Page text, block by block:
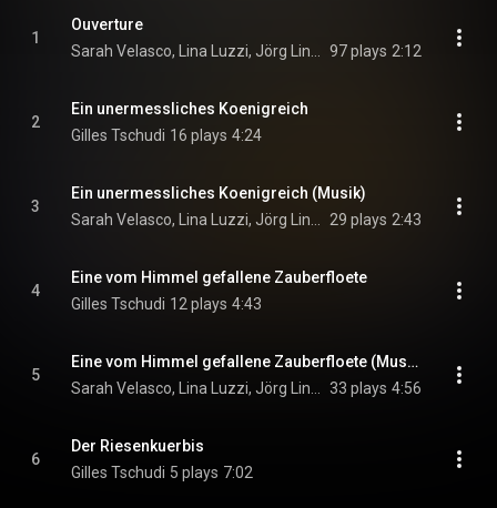
1
Ouverture
97 plays 2:12
2
Ein unermessliches Koenigreich
Gilles Tschudi 16 plays 4:24
3
Ein unermessliches Koenigreich (Musik)
29 plays 2:43
4
Eine vom Himmel gefallene Zauberfloete
Gilles Tschudi 12 plays 4:43
5
Eine vom Himmel gefallene Zauberfloete (Musik)
33 plays 4:56
6
Der Riesenkuerbis
Gilles Tschudi 5 plays 7:02